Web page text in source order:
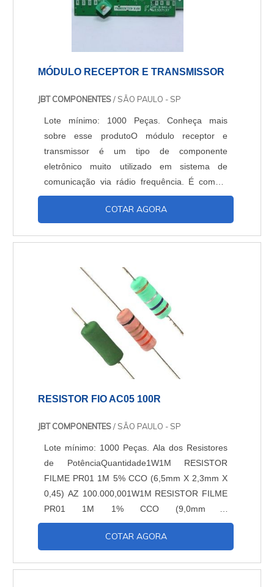
MÓDULO RECEPTOR E TRANSMISSOR
JBT COMPONENTES/ SÃO PAULO - SP
Lote mínimo: 1000 Peças. Conheça mais
sobre esse produtoO módulo receptor e
transmissor é um tipo de componente
eletrônico muito utilizado em sistema de
comunicação via rádio frequência. É comum
está presente esse tipo de componente
também em controles remotos, sistemas de
Esse módulo alcança uma distância de até 200
transmissão com modulação AM e frequência
COTAR AGORA
RESISTOR FIO AC05 100R
JBT COMPONENTES/ SÃO PAULO - SP
Lote mínimo: 1000 Peças. Ala dos Resistores
de PotênciaQuantidade1W1M RESISTOR
FILME PR01 1M 5% CCO (6,5mm X 2,3mm X
0,45) AZ 100.000,001W1M RESISTOR FILME
PR01 1M 1% CCO (9,0mm X
3,0mm) 100.000,001W1R RESISTOR
CARBONO CR100 1R 5% CCO (9,0mm x
RESISTOR CARBONO CR100 2R2 5% CCO
COTAR AGORA